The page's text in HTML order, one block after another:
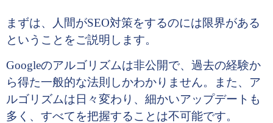
まずは、人間がSEO対策をするのには限界がある
ということをご説明します。
Googleのアルゴリズムは非公開で、過去の経験か
ら得た一般的な法則しかわかりません。また、ア
ルゴリズムは日々変わり、細かいアップデートも
多く、すべてを把握することは不可能です。